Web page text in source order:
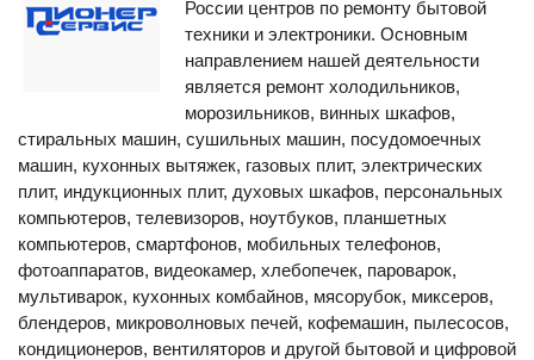
России центров по ремонту бытовой
техники и электроники. Основным
направлением нашей деятельности
является ремонт холодильников,
морозильников, винных шкафов,
стиральных машин, сушильных машин, посудомоечных
машин, кухонных вытяжек, газовых плит, электрических
плит, индукционных плит, духовых шкафов, персональных
компьютеров, телевизоров, ноутбуков, планшетных
компьютеров, смартфонов, мобильных телефонов,
фотоаппаратов, видеокамер, хлебопечек, пароварок,
мультиварок, кухонных комбайнов, мясорубок, миксеров,
блендеров, микроволновых печей, кофемашин, пылесосов,
кондиционеров, вентиляторов и другой бытовой и цифровой